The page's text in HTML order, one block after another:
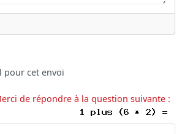
pour cet envoi
de répondre à la question suivante :